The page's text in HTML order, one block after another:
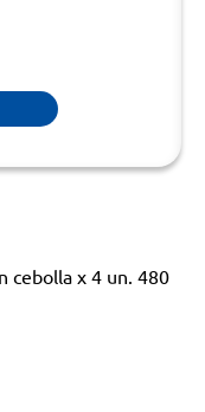
cebolla x 4 un. 480